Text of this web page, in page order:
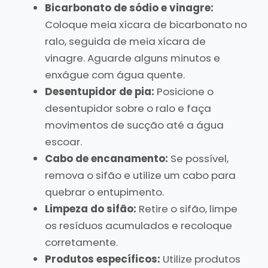
Bicarbonato de sódio e vinagre:
Coloque meia xícara de bicarbonato no
ralo, seguida de meia xícara de
vinagre. Aguarde alguns minutos e
enxágue com água quente.
Desentupidor de pia: Posicione o
desentupidor sobre o ralo e faça
movimentos de sucção até a água
escoar.
Cabo de encanamento: Se possível,
remova o sifão e utilize um cabo para
quebrar o entupimento.
Limpeza do sifão: Retire o sifão, limpe
os resíduos acumulados e recoloque
corretamente.
Produtos específicos: Utilize produtos